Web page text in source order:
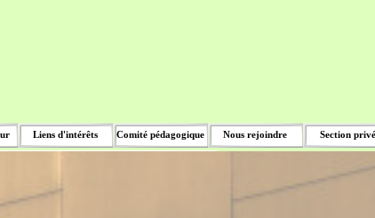
Liens d'intérêts Comité pédagogique Nous rejoindre ▼
Section